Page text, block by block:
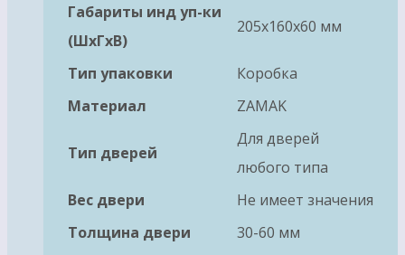
Габариты инд уп-ки
(ШхГхВ)
205x160x60 мм
Тип упаковки
Коробка
Материал
ZAMAK
Тип дверей
Для дверей
любого типа
Вес двери
Не имеет значения
Толщина двери
30-60 мм